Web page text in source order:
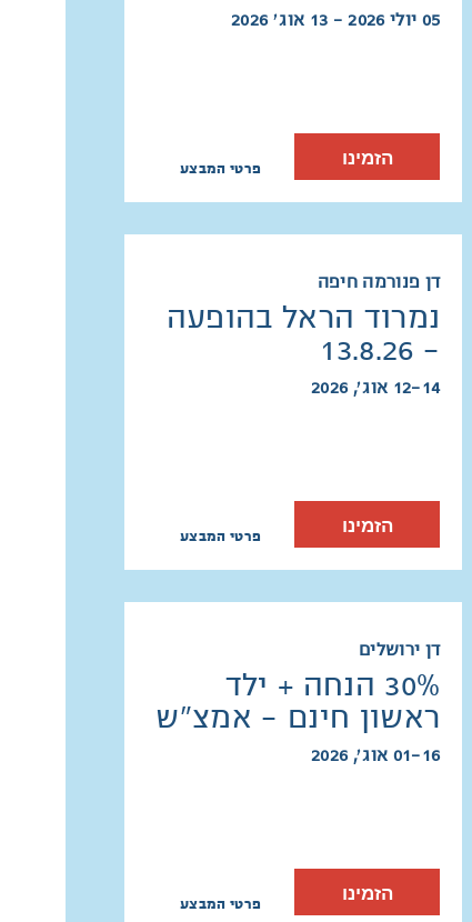
05 יולי 2026 - 13 אוג׳ 2026
הזמינו פרטי המבצע
דן פנורמה חיפה
נמרוד הראל בהופעה
- 13.8.26
12-14 אוג׳, 2026
הזמינו פרטי המבצע
דן ירושלים
30% הנחה + ילד
ראשון חינם - אמצ"ש
01-16 אוג׳, 2026
הזמינו פרטי המבצע